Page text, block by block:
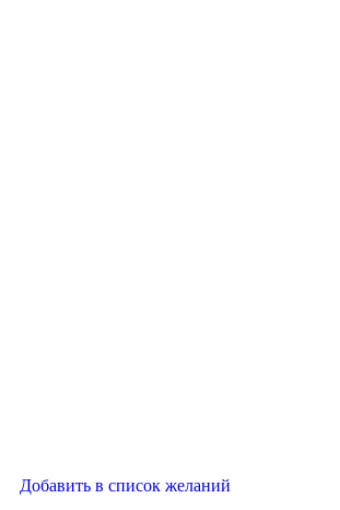
Добавить в список желаний